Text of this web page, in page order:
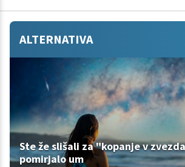
ALTERNATIVA
Ste že slišali za "kopanje v
pomirjalo um